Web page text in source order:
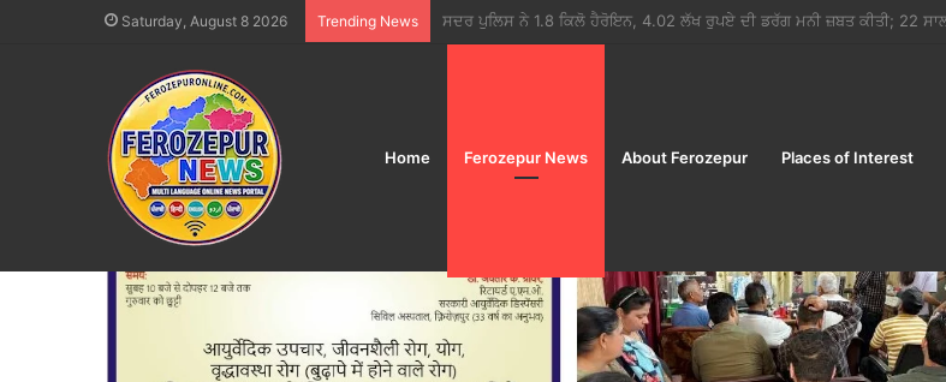
Saturday, August 8 2026 Trending News ਪਿਆਰ, ਟਕਰਾਅ ਤੇ ਨਫ਼ਰਤ ਦੀ ਦਾਸਤਾਨ ‘ਕੱਲ੍ਹਾ ਨਾ ਹੋਵੇ ਪੁੱਤ ਜੱਟ ਦਾ’ ਦਾ ਟ੍ਰੇਲਰ ਰਿਲੀਜ਼
Home Ferozepur News About Ferozepur Places of Interest